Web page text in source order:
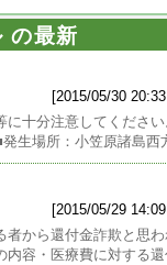
の最新
[2015/05/30
に十分注意してくださ
生場所：小笠原諸島西
[2015/05/29
者から還付金詐欺と思
容・医療費に対する